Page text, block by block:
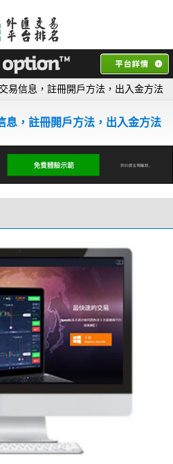
易信息，註冊開戶方法，出入金方法
息，註冊開戶方法，出入金方法